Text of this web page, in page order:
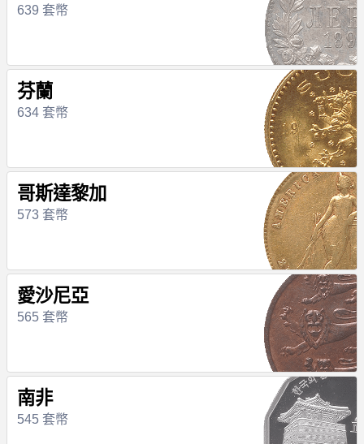
639 套幣
芬蘭
634 套幣
哥斯達黎加
573 套幣
愛沙尼亞
565 套幣
南非
545 套幣